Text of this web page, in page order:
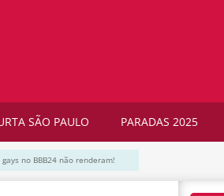
SÃO PAULO PARADAS 2025
no BBB24 não renderam!